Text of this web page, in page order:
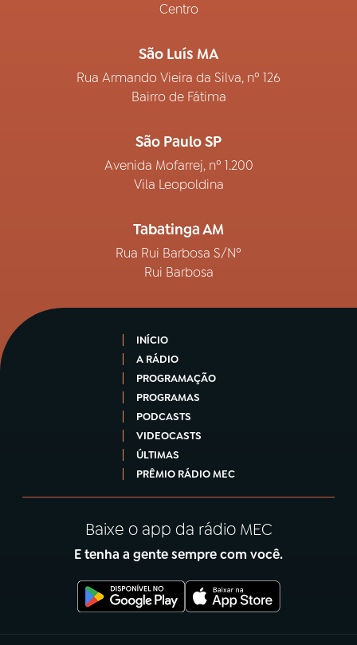
Centro
São Luís MA
Rua Armando Vieira da Silva, nº 126
Bairro de Fátima
São Paulo SP
Avenida Mofarrej, nº 1.200
Vila Leopoldina
Tabatinga AM
Rua Rui Barbosa S/Nº
Rui Barbosa
INÍCIO
A RÁDIO
PROGRAMAÇÃO
PROGRAMAS
PODCASTS
VIDEOCASTS
ÚLTIMAS
PRÊMIO RÁDIO MEC
Baixe o app da rádio MEC
E tenha a gente sempre com você.